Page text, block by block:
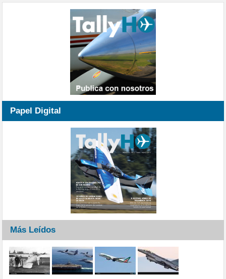
Papel Digital
Más Leídos